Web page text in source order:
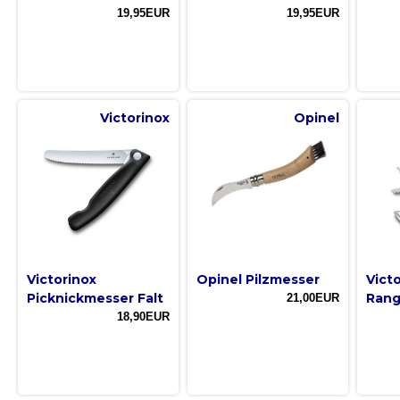
19,95EUR 19,95EUR
Victorinox
Victorinox
Picknickmesser Falt
18,90EUR
Opinel
Opinel Pilzmesser
21,00EUR